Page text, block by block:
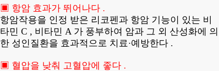
▣ 항암 효과가 뛰어나다 .
항암작용을 인정 받은 리코펜과 항암 기능이 있는 비
타민 C , 비타민 A 가 풍부하여 암과 그 외 산성화에 의
한 성인질환을 효과적으로 치료·예방한다 .
▣ 혈압을 낮춰 고혈압에 좋다 .